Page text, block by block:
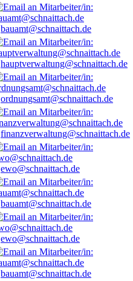
bauamt@schnaittach.de
hauptverwaltung@schnaittach.de
ordnungsamt@schnaittach.de
finanzverwaltung@schnaittach.de
ewo@schnaittach.de
bauamt@schnaittach.de
ewo@schnaittach.de
bauamt@schnaittach.de